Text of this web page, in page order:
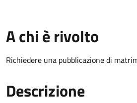
A chi è rivolto
Richiedere una pubblicazione di
Descrizione